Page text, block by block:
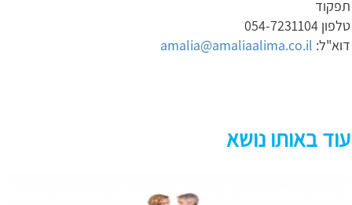
תפקוד
טלפון 054-7231104
דוא"ל: amalia@amaliaalima.co.il
עוד באותו נושא